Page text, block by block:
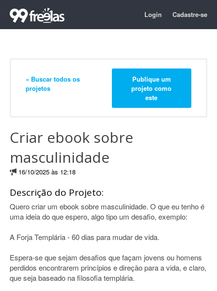
Login Cadastre-se
« Buscar todos os
projetos
Publique um
projeto como
este
Criar ebook sobre
masculinidade
16/10/2025 às 12:18
Descrição do Projeto:
Quero criar um ebook sobre masculinidade. O que eu tenho é
uma ideia do que espero, algo tipo um desafio, exemplo:
A Forja Templária - 60 dias para mudar de vida.
Espera-se que sejam desafios que façam jovens ou homens
perdidos encontrarem princípios e direção para a vida, e claro,
que seja baseado na filosofia templária.